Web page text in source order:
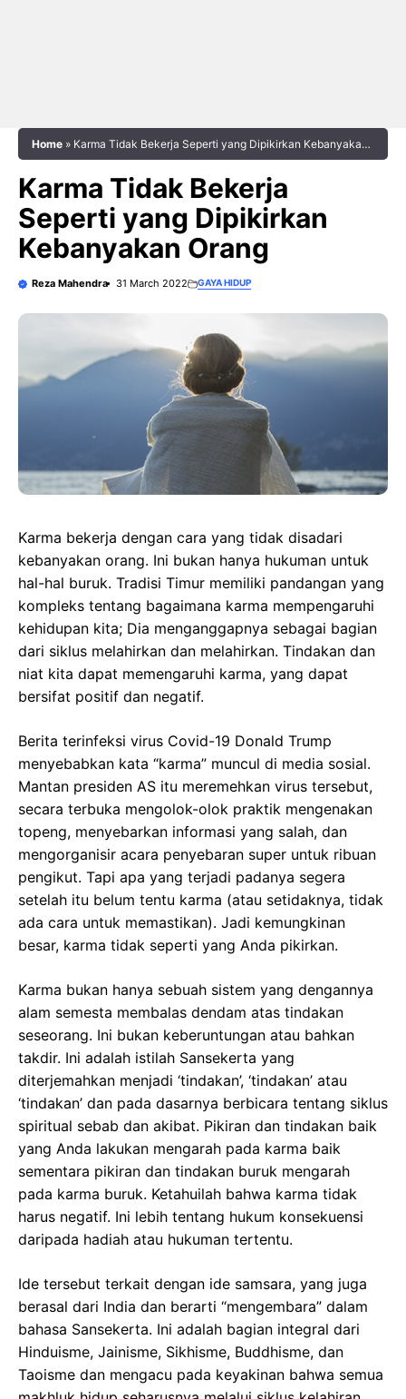
Home » Karma Tidak Bekerja Seperti yang Dipikirkan Kebanyakan
Karma Tidak Bekerja
Seperti yang Dipikirkan
Kebanyakan Orang
Reza Mahendra 31 March 2022 GAYA HIDUP
Karma bekerja dengan cara yang tidak disadari
kebanyakan orang. Ini bukan hanya hukuman untuk
hal-hal buruk. Tradisi Timur memiliki pandangan yang
kompleks tentang bagaimana karma mempengaruhi
kehidupan kita; Dia menganggapnya sebagai bagian
dari siklus melahirkan dan melahirkan. Tindakan dan
niat kita dapat memengaruhi karma, yang dapat
bersifat positif dan negatif.
Berita terinfeksi virus Covid-19 Donald Trump
menyebabkan kata “karma” muncul di media sosial.
Mantan presiden AS itu meremehkan virus tersebut,
secara terbuka mengolok-olok praktik mengenakan
topeng, menyebarkan informasi yang salah, dan
mengorganisir acara penyebaran super untuk ribuan
pengikut. Tapi apa yang terjadi padanya segera
setelah itu belum tentu karma (atau setidaknya, tidak
ada cara untuk memastikan). Jadi kemungkinan
besar, karma tidak seperti yang Anda pikirkan.
Karma bukan hanya sebuah sistem yang dengannya
alam semesta membalas dendam atas tindakan
seseorang. Ini bukan keberuntungan atau bahkan
takdir. Ini adalah istilah Sansekerta yang
diterjemahkan menjadi ‘tindakan’, ‘tindakan’ atau
‘tindakan’ dan pada dasarnya berbicara tentang siklus
spiritual sebab dan akibat. Pikiran dan tindakan baik
yang Anda lakukan mengarah pada karma baik
sementara pikiran dan tindakan buruk mengarah
pada karma buruk. Ketahuilah bahwa karma tidak
harus negatif. Ini lebih tentang hukum konsekuensi
daripada hadiah atau hukuman tertentu.
Ide tersebut terkait dengan ide samsara, yang juga
berasal dari India dan berarti “mengembara” dalam
bahasa Sansekerta. Ini adalah bagian integral dari
Hinduisme, Jainisme, Sikhisme, Buddhisme, dan
Taoisme dan mengacu pada keyakinan bahwa semua